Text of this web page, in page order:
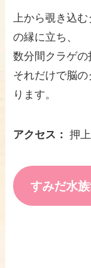
上から覗き込
の縁に立ち、
数分間クラゲの
それだけで脳
ります。
アクセス： 押
すみだ水